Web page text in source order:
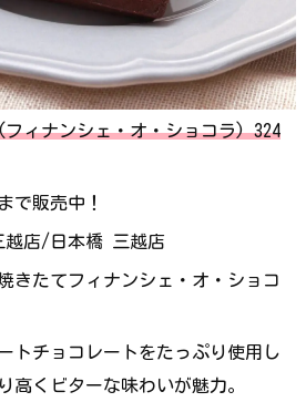
ィナンシェ・オ・ショコラ) 324
で販売中！
店/日本橋 三越店
きたてフィナンシェ・オ・ショコ
トチョコレートをたっぷり使用し
高くビターな味わいが魅力。